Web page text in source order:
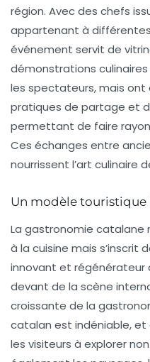
région. Avec des chefs
appartenant à
événement servit de
démonstrations
les spectateurs, mais ont
pratiques de partage et
permettant de faire
Ces échanges entre
nourrissent l’art culinaire
Un modèle touristique
La gastronomie catalane
à la cuisine mais s’inscrit
innovant et régénérateur
devant de la scène
croissante de la
catalan est indéniable,
les visiteurs à explorer